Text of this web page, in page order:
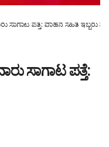
ಸಾಗಾಟ ಪತ್ತೆ: ವಾಹನ ಸಹಿತ ಇಬ್ಬರು
ಸಾಗಾಟ ಪತ್ತೆ: